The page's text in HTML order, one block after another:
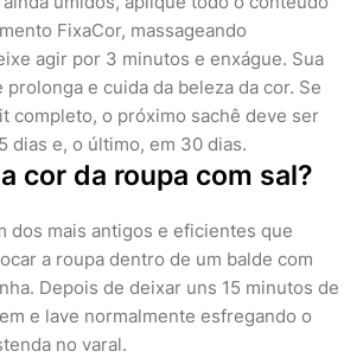
FixaCor, massageando
agir por 3 minutos e enxágue. Sua
e cuida da beleza da cor. Se
completo, o próximo sachê deve ser
dias e, o último, em 30 dias.
cor da roupa com sal?
dos mais antigos e eficientes que
a roupa dentro de um balde com
Depois de deixar uns 15 minutos de
e lave normalmente esfregando o
no varal.